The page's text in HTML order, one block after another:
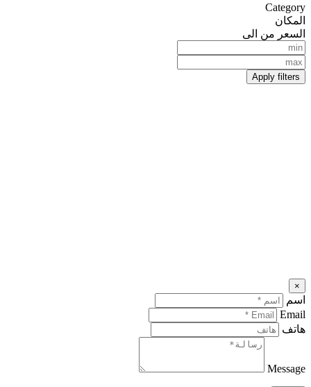
Category
المكان
السعر من الى
Apply filters
×
اسم
Email
هاتف
Message